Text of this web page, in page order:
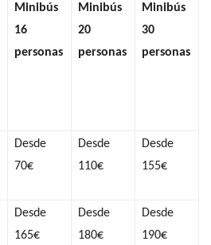
Minibús
16
personas
Minibús
20
personas
Minibús
30
personas
Desde
70€
Desde
110€
Desde
155€
Desde
165€
Desde
180€
Desde
190€